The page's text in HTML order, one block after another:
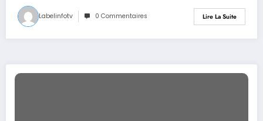
Labelinfotv 0 Commentaires Lire La Suite